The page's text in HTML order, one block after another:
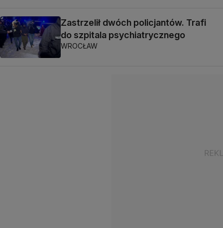
Zastrzelił dwóch policjantów. Trafi
do szpitala psychiatrycznego
WROCŁAW